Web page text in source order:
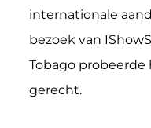
internationale
bezoek van
Tobago probeerde
gerecht.